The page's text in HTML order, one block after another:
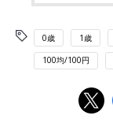
0歳 1歳
100均/100円